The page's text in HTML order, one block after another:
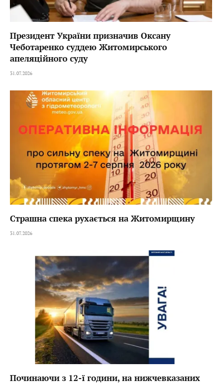
Президент України призначив Оксану
Чеботаренко суддею Житомирського
апеляційного суду
31.07.2026
Страшна спека рухається на Житомирщину
31.07.2026
Починаючи з 12-ї години, на нижчевказаних